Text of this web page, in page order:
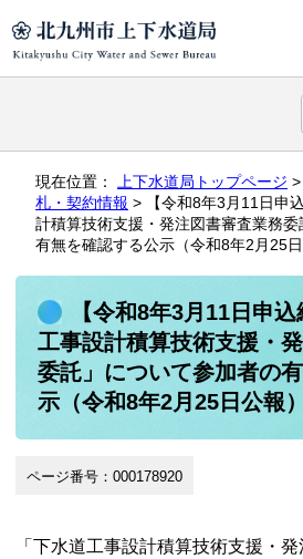
現在位置： 上下水道局トップページ >
札・契約情報 > 【令和8年3月11日申
計積算技術支援・発注図書審査業務
有無を確認する公示（令和8年2月25日
【令和8年3月11日申
工事設計積算技術支援・
委託」について参加者の
示（令和8年2月25日公報）
ページ番号：000178920
「下水道工事設計積算技術支援・